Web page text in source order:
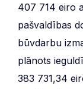
407 714 eiro
pašvaldības
būvdarbu
plānots
383 731,34